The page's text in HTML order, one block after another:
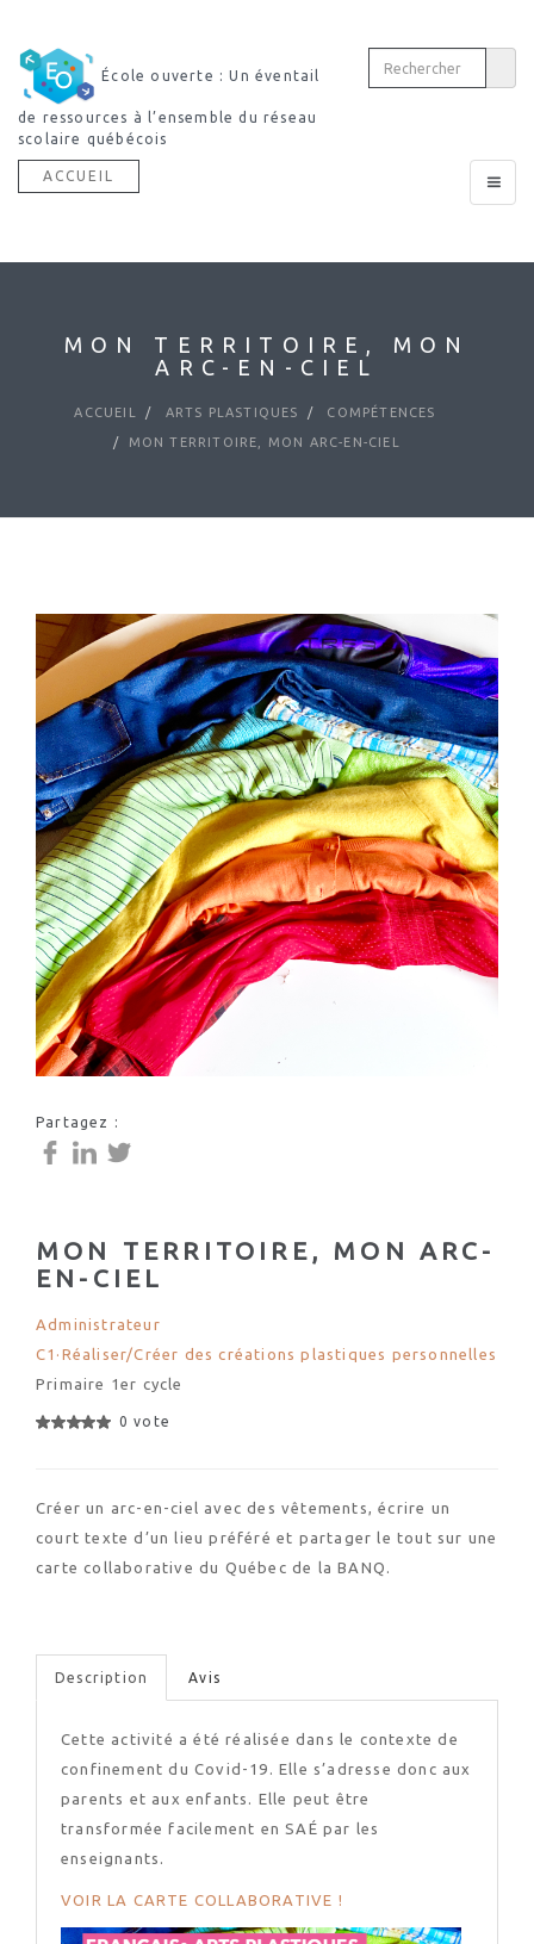
École ouverte : Un éventail
de ressources à l’ensemble du réseau
scolaire québécois
Toggle
ACCUEIL
MON TERRITOIRE, MON
ARC-EN-CIEL
ACCUEIL ARTS PLASTIQUES COMPÉTENCES
MON TERRITOIRE, MON ARC-EN-CIEL
Partagez :
MON TERRITOIRE, MON ARC-
EN-CIEL
Administrateur
C1·Réaliser/Créer des créations plastiques personnelles
Primaire 1er cycle
0 vote
Créer un arc-en-ciel avec des vêtements, écrire un
court texte d’un lieu préféré et partager le tout sur une
carte collaborative du Québec de la BANQ.
Description Avis
Cette activité a été réalisée dans le contexte de
confinement du Covid-19. Elle s’adresse donc aux
parents et aux enfants. Elle peut être
transformée facilement en SAÉ par les
enseignants.
VOIR LA CARTE COLLABORATIVE !